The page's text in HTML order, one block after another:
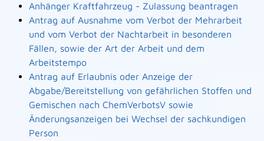
Anhänger Kraftfahrzeug - Zulassung beantragen
Antrag auf Ausnahme vom Verbot der Mehrarbeit
und vom Verbot der Nachtarbeit in besonderen
Fällen, sowie der Art der Arbeit und dem
Arbeitstempo
Antrag auf Erlaubnis oder Anzeige der
Abgabe/Bereitstellung von gefährlichen Stoffen und
Gemischen nach ChemVerbotsV sowie
Änderungsanzeigen bei Wechsel der sachkundigen
Person